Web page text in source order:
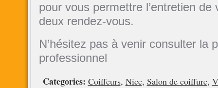
pour vous permettre l’entretien de
deux rendez-vous.
N’hésitez pas à venir consulter la
professionnel
Categories: Coiffeurs, Nice, Salon de coiffure,